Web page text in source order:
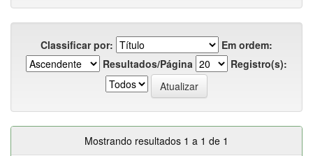
Classificar por:
Em ordem:
Resultados/Página
Registro(s):
Mostrando resultados 1 a 1 de 1